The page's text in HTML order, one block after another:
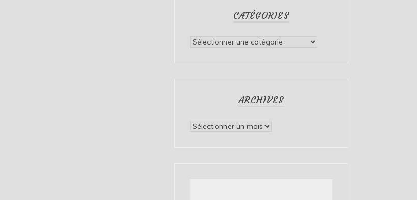
CATÉGORIES
Catégories
ARCHIVES
Archives